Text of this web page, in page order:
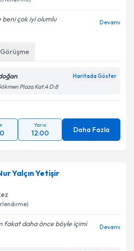
beni çok iyi olumlu
Devamı
Haritada Göster
Plaza Kat.4 D:8
Yarın
12:00 Daha Fazla
Yalçın Yetişir
fakat daha önce böyle içimi
Devamı